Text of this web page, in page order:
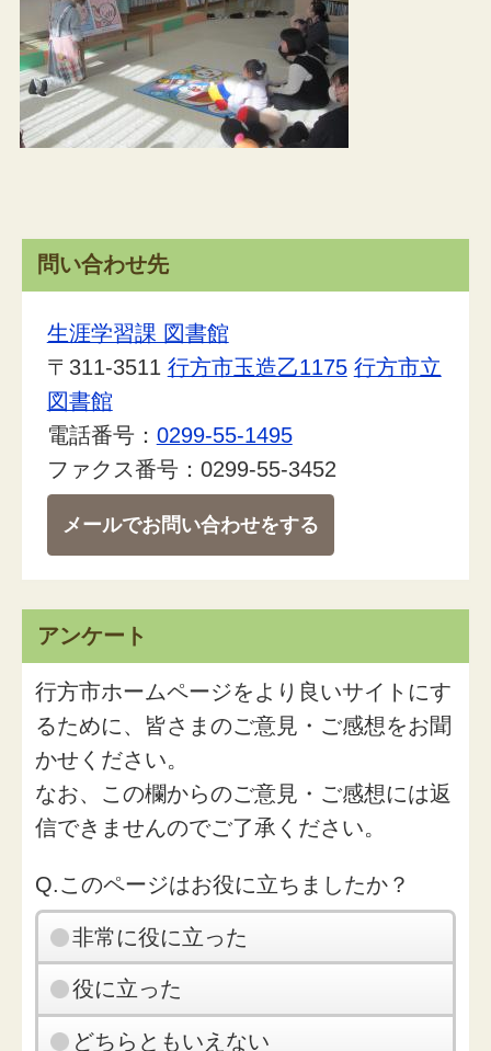
問い合わせ先
生涯学習課 図書館
〒311-3511 行方市玉造乙1175 行方市立
図書館
電話番号： 0299-55-1495
ファクス番号：0299-55-3452
メールでお問い合わせをする
アンケート
行方市ホームページをより良いサイトにす
るために、皆さまのご意見・ご感想をお聞
かせください。
なお、この欄からのご意見・ご感想には返
信できませんのでご了承ください。
Q.このページはお役に立ちましたか？
非常に役に立った
役に立った
どちらともいえない